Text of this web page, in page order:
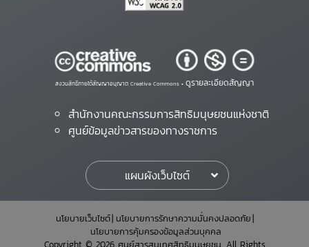
สงวนสิทธิ์ภายใต้สัญญาอนุญาต Creative Commons • ดูรายละเอียดสัญญา
สำนักงานคณะกรรมการสิทธิมนุษยชนแห่งชาติ
ศูนย์ข้อมูลข่าวสารของทางราชการ
แผนผังเว็บไซต์
นโยบายเว็บไซต์ นโยบายการรักษาความมั่นคงปลอดภัย
นโยบายการคุ้มครองข้อมูลส่วนบุคคล